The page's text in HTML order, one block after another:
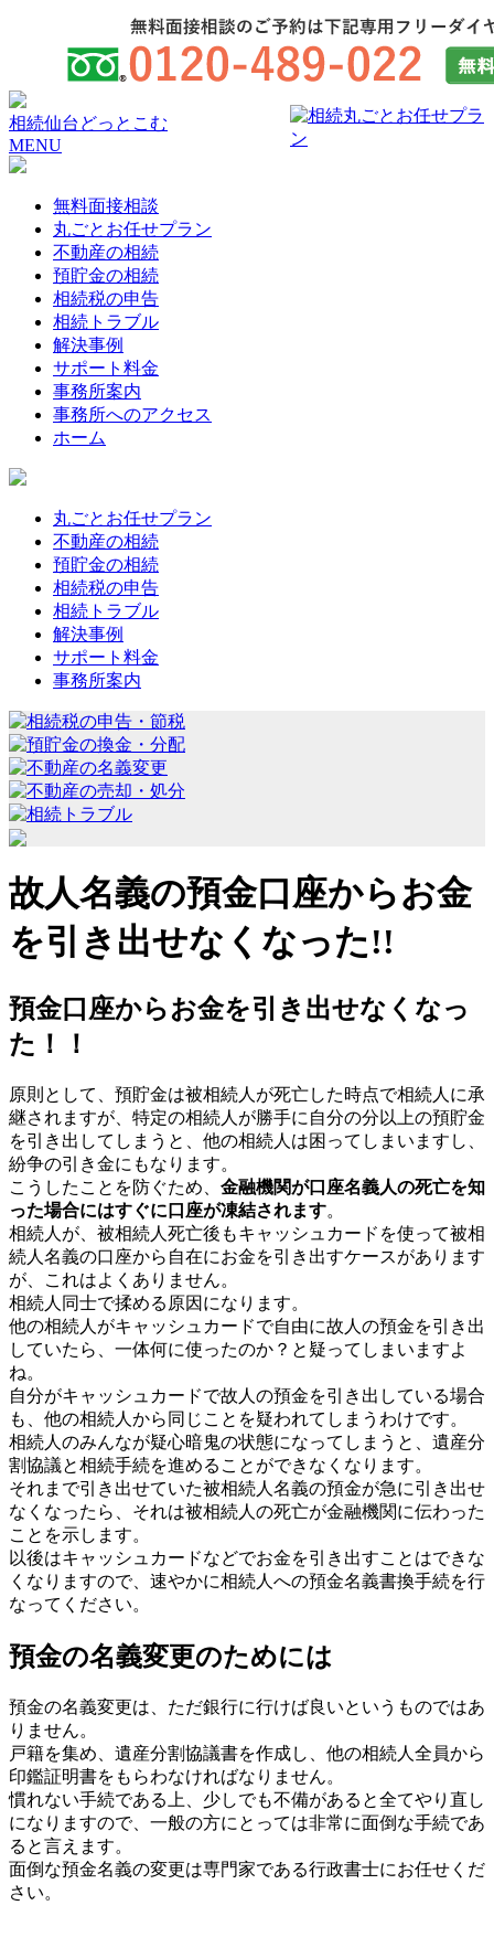
相続仙台どっとこむ
MENU
無料面接相談
丸ごとお任せプラン
不動産の相続
預貯金の相続
相続税の申告
相続トラブル
解決事例
サポート料金
事務所案内
事務所へのアクセス
ホーム
丸ごとお任せプラン
不動産の相続
預貯金の相続
相続税の申告
相続トラブル
解決事例
サポート料金
事務所案内
故人名義の預金口座からお金
を引き出せなくなった!!
預金口座からお金を引き出せなくなっ
た！！
原則として、預貯金は被相続人が死亡した時点で相続人に承
継されますが、特定の相続人が勝手に自分の分以上の預貯金
を引き出してしまうと、他の相続人は困ってしまいますし、
紛争の引き金にもなります。
こうしたことを防ぐため、 金融機関が口座名義人の死亡を知
った場合にはすぐに口座が凍結されます。
相続人が、被相続人死亡後もキャッシュカードを使って被相
続人名義の口座から自在にお金を引き出すケースがあります
が、これはよくありません。
相続人同士で揉める原因になります。
他の相続人がキャッシュカードで自由に故人の預金を引き出
していたら、一体何に使ったのか？と疑ってしまいますよ
ね。
自分がキャッシュカードで故人の預金を引き出している場合
も、他の相続人から同じことを疑われてしまうわけです。
相続人のみんなが疑心暗鬼の状態になってしまうと、遺産分
割協議と相続手続を進めることができなくなります。
それまで引き出せていた被相続人名義の預金が急に引き出せ
なくなったら、それは被相続人の死亡が金融機関に伝わった
ことを示します。
以後はキャッシュカードなどでお金を引き出すことはできな
くなりますので、速やかに相続人への預金名義書換手続を行
なってください。
預金の名義変更のためには
預金の名義変更は、ただ銀行に行けば良いというものではあ
りません。
戸籍を集め、遺産分割協議書を作成し、他の相続人全員から
印鑑証明書をもらわなければなりません。
慣れない手続である上、少しでも不備があると全てやり直し
になりますので、一般の方にとっては非常に面倒な手続であ
ると言えます。
面倒な預金名義の変更は専門家である行政書士にお任せくだ
さい。